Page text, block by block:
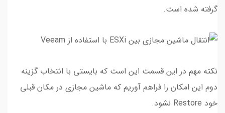
گرفته شده است.
نکته مهم در این قسمت این است که بایستی با انتخاب گزینه
دوم این امکان را فراهم آوریم که ماشین مجازی در مکان قبلی
خود Restore نشود.